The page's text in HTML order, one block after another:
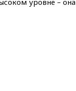
уровне –